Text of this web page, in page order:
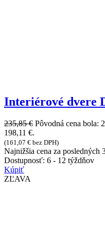
Interiérové dvere
235,85€ Pôvodná cena bola:
198,11 €.
(161,07 € bez DPH)
Najnižšia cena za posledných
Dostupnosť: 6 - 12 týždňov
Kúpiť
ZĽAVA